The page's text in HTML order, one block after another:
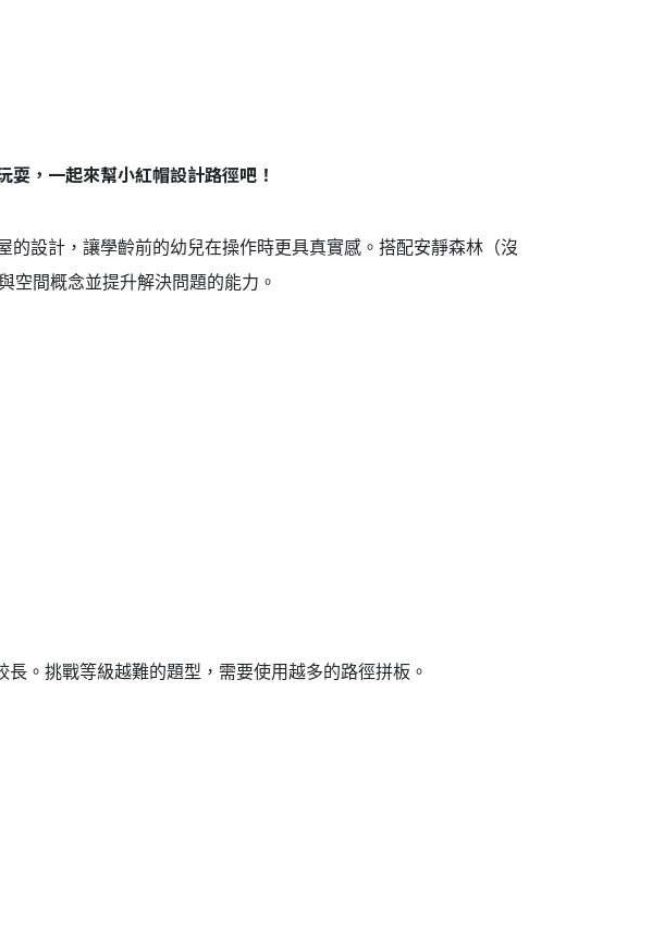
耍，一起來幫小紅帽設計路徑吧！
設計，讓學齡前的幼兒在操作時更具真實感。搭配安靜森林（沒
空間概念並提升解決問題的能力。
。挑戰等級越難的題型，需要使用越多的路徑拼板。